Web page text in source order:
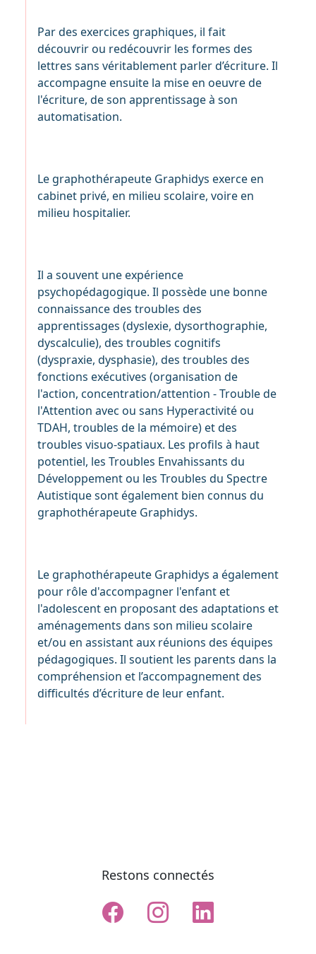
Par des exercices graphiques, il fait
découvrir ou redécouvrir les formes des
lettres sans véritablement parler d’écriture. Il
accompagne ensuite la mise en oeuvre de
l'écriture, de son apprentissage à son
automatisation.
Le graphothérapeute Graphidys exerce en
cabinet privé, en milieu scolaire, voire en
milieu hospitalier.
Il a souvent une expérience
psychopédagogique. Il possède une bonne
connaissance des troubles des
apprentissages (dyslexie, dysorthographie,
dyscalculie), des troubles cognitifs
(dyspraxie, dysphasie), des troubles des
fonctions exécutives (organisation de
l'action, concentration/attention - Trouble de
l'Attention avec ou sans Hyperactivité ou
TDAH, troubles de la mémoire) et des
troubles visuo-spatiaux. Les profils à haut
potentiel, les Troubles Envahissants du
Développement ou les Troubles du Spectre
Autistique sont également bien connus du
graphothérapeute Graphidys.
Le graphothérapeute Graphidys a également
pour rôle d'accompagner l'enfant et
l'adolescent en proposant des adaptations et
aménagements dans son milieu scolaire
et/ou en assistant aux réunions des équipes
pédagogiques. Il soutient les parents dans la
compréhension et l’accompagnement des
difficultés d’écriture de leur enfant.
Restons connectés